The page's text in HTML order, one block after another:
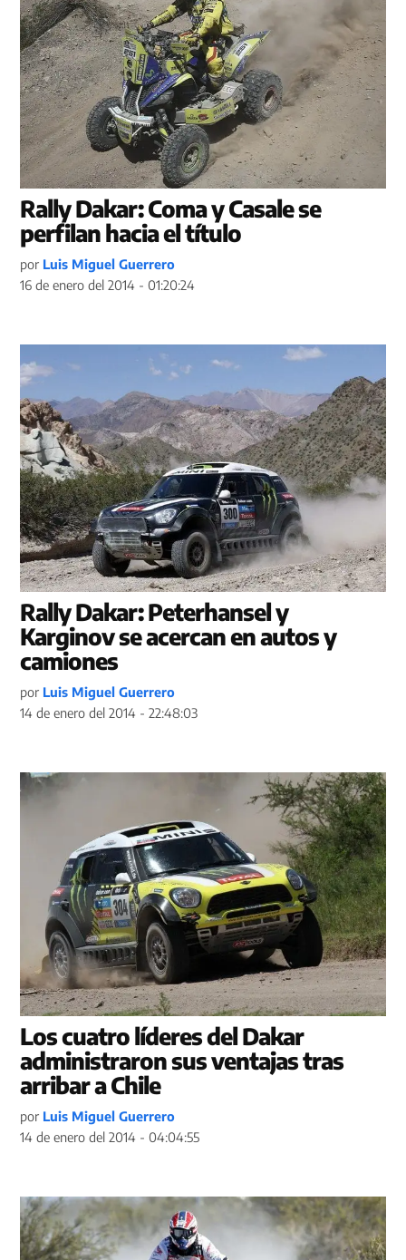
Rally Dakar: Coma y Casale se
perfilan hacia el título
por Luis Miguel Guerrero
16 de enero del 2014 - 01:20:24
Rally Dakar: Peterhansel y
Karginov se acercan en autos y
camiones
por Luis Miguel Guerrero
14 de enero del 2014 - 22:48:03
Los cuatro líderes del Dakar
administraron sus ventajas tras
arribar a Chile
por Luis Miguel Guerrero
14 de enero del 2014 - 04:04:55